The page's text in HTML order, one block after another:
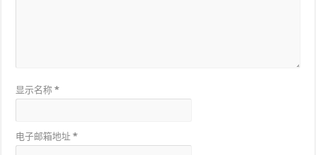
显示名称*
电子邮箱地址*